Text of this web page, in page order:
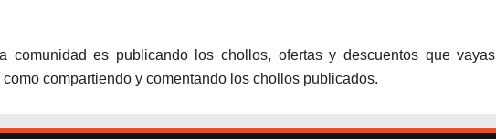
es publicando los chollos, ofertas y descuentos que vayas
compartiendo y comentando los chollos publicados.